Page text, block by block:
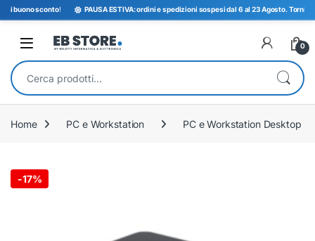
buono sconto! PAUSA ESTIVA: ordini e spedizioni sospesi dal 6 al 23 Agosto. Torniamo
Open 0
Cerca:
Home PC e Workstation PC e Workstation Desktop
-17%